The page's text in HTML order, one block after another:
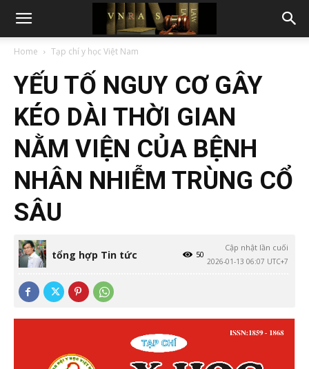
Home Tạp chí y học Việt Nam
YẾU TỐ NGUY CƠ GÂY
KÉO DÀI THỜI GIAN
NẰM VIỆN CỦA BỆNH
NHÂN NHIỄM TRÙNG CỔ
SÂU
tổng hợp Tin tức
Cập nhật lần cuối
2026-01-13 06:07 UTC+7
50